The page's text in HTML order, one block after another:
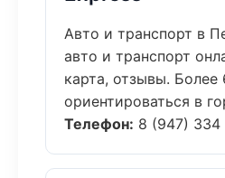
Авто и транспорт в
авто и транспорт
карта, отзывы. Более
ориентироваться в
Телефон: 8 (947) 334